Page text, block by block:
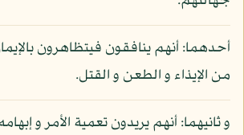
أحدهما: أنهم ينافقون فيتظاهرون
من الإيذاء و الطعن و القتل.
و ثانيهما: أنهم يريدون تعمية الأمر و